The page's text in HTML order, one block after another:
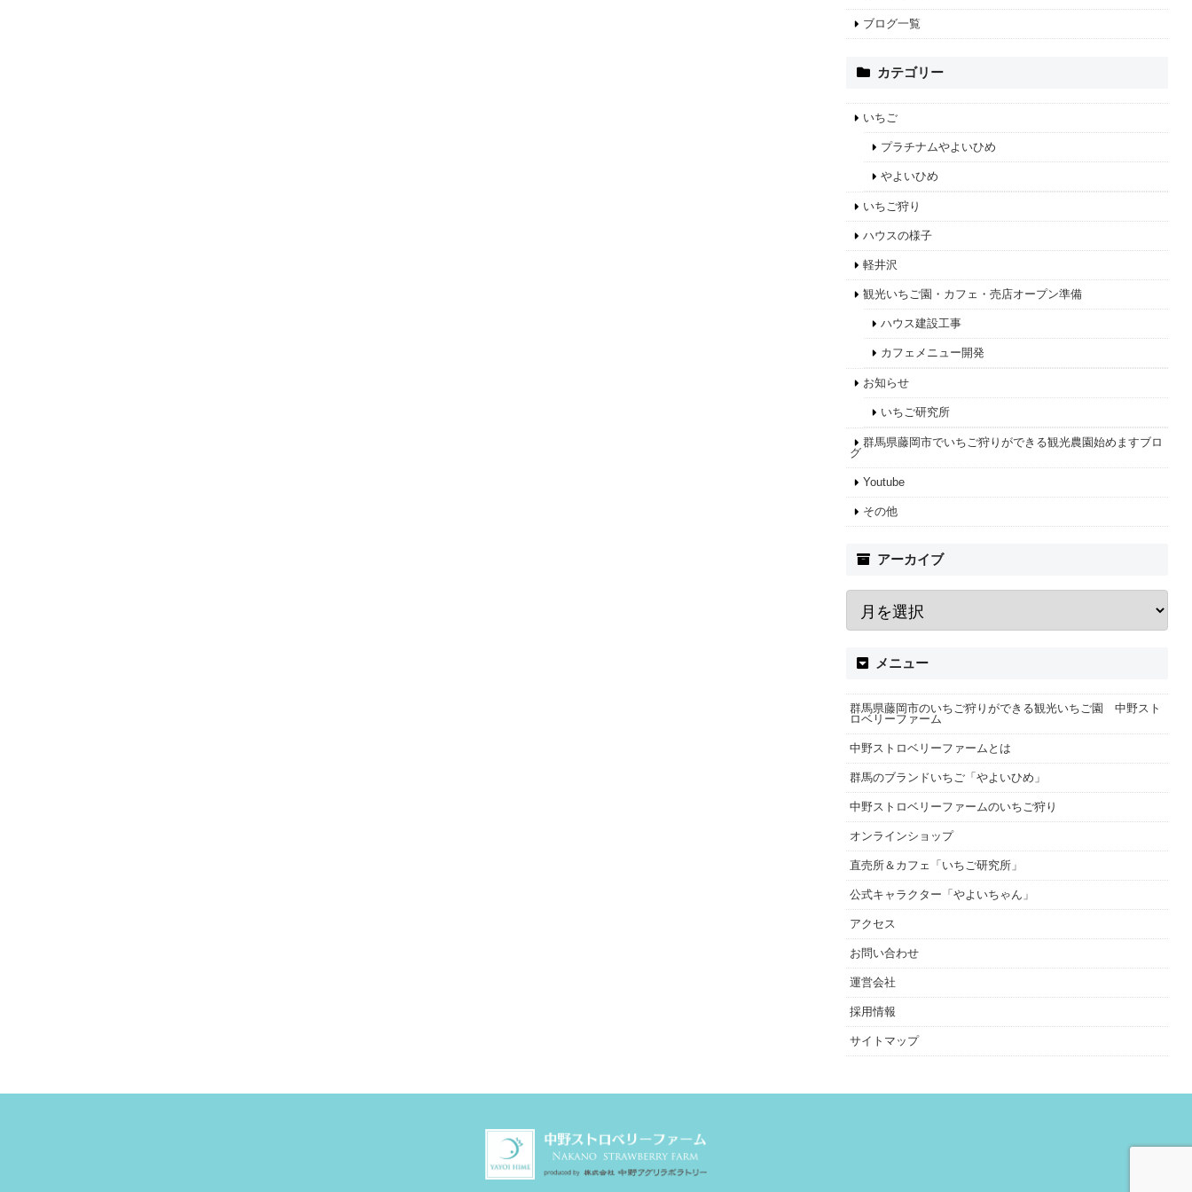
ブログ一覧
カテゴリー
いちご
プラチナムやよいひめ
やよいひめ
いちご狩り
ハウスの様子
軽井沢
観光いちご園・カフェ・売店オープン準備
ハウス建設工事
カフェメニュー開発
お知らせ
いちご研究所
群馬県藤岡市でいちご狩りができる観光農園始めますブロ
グ
Youtube
その他
アーカイブ
メニュー
群馬県藤岡市のいちご狩りができる観光いちご園 中野スト
ロベリーファーム
中野ストロベリーファームとは
群馬のブランドいちご「やよいひめ」
中野ストロベリーファームのいちご狩り
オンラインショップ
直売所＆カフェ「いちご研究所」
公式キャラクター「やよいちゃん」
アクセス
お問い合わせ
運営会社
採用情報
サイトマップ